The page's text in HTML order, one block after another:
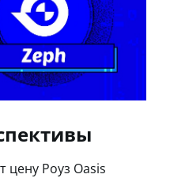
цену Роуз Oasis